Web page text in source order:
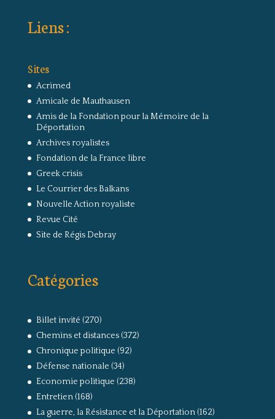
Liens :
Sites
Acrimed
Amicale de Mauthausen
Amis de la Fondation pour la Mémoire de la
Déportation
Archives royalistes
Fondation de la France libre
Greek crisis
Le Courrier des Balkans
Nouvelle Action royaliste
Revue Cité
Site de Régis Debray
Catégories
Billet invité (270)
Chemins et distances(372)
Chronique politique (92)
Défense nationale (34)
Economie politique (238)
Entretien(168)
La guerre, la Résistance et la Déportation(162)